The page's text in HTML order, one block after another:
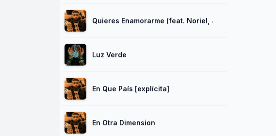
Quieres Enamorarme (feat. Noriel, Juhn y Baby
Luz Verde
En Que País [explícita]
En Otra Dimension